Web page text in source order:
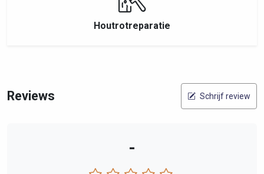
Houtrotreparatie
Reviews Schrijf review
-